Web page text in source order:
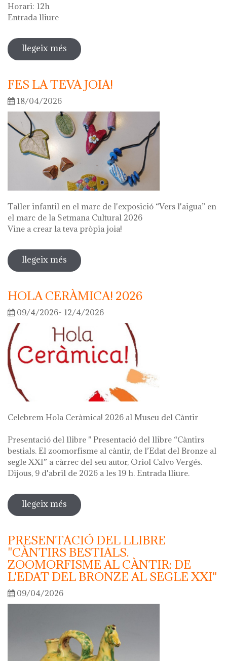
Horari: 12h
Entrada lliure
llegeix més sobre visita guiada a l'exposició "vers
l'aigua" en el marc de la setmana
FES LA TEVA JOIA!
18/04/2026
Taller infantil en el marc de l'exposició “Vers l'aigua” en
el marc de la Setmana Cultural 2026
Vine a crear la teva pròpia joia!
llegeix més sobre fes la teva joia!
HOLA CERÀMICA! 2026
09/4/2026- 12/4/2026
Celebrem Hola Ceràmica! 2026 al Museu del Càntir
Presentació del llibre " Presentació del llibre “Càntirs
bestials. El zoomorfisme al càntir, de l’Edat del Bronze al
segle XXI” a càrrec del seu autor, Oriol Calvo Vergés.
Dijous, 9 d'abril de 2026 a les 19 h. Entrada lliure.
llegeix més sobre hola ceràmica! 2026
PRESENTACIÓ DEL LLIBRE
"CÀNTIRS BESTIALS.
ZOOMORFISME AL CÀNTIR: DE
L'EDAT DEL BRONZE AL SEGLE XXI"
09/04/2026